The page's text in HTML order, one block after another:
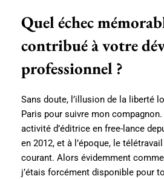
Quel échec
contribué à votre
professionnel ?
Sans doute, l’illusion de la liberté
Paris pour suivre mon
activité d’éditrice en free-lance
en 2012, et à l’époque, le
courant. Alors évidemment
j’étais forcément disponible pour